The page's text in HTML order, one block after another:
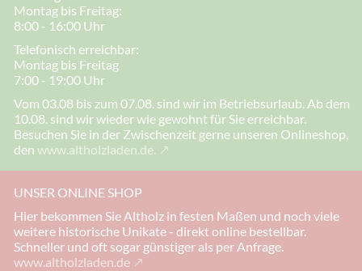
Montag bis Freitag:
8:00 - 16:00 Uhr
Telefonisch erreichbar:
Montag bis Freitag
7:00 - 19:00 Uhr
Vom 03.08 bis zum 07.08. sind wir im Betriebsurlaub. Ab dem
10.08. sind wir wieder wie gewohnt für Sie erreichbar.
Besuchen Sie in der Zwischenzeit gerne unseren Onlineshop,
den www.altholzladen.de.
UNSER ONLINE SHOP
Hier bekommen Sie Altholz in festen Maßen und noch viele
weitere historische Unikate - direkt online bestellbar.
Schneller und oft sogar günstiger als per Anfrage.
www.altholzladen.de